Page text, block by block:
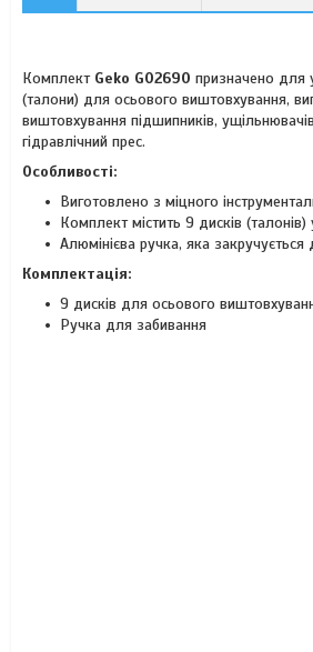
Комплект Geko G02690 призначено для
(талони) для осьового виштовхування,
виштовхування підшипників,
гідравлічний прес.
Особливості:
Виготовлено з міцного
Комплект містить 9 дисків
Алюмінієва ручка, яка
Комплектація:
9 дисків для осьового
Ручка для забивання